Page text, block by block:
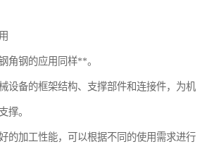
角钢的应用同样**。
设备的框架结构、支撑部件和连接件，为机
撑。
的加工性能，可以根据不同的使用需求进行